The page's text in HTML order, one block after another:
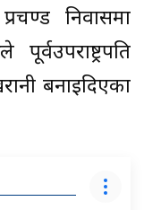
निवासमा
बनाइदिएका